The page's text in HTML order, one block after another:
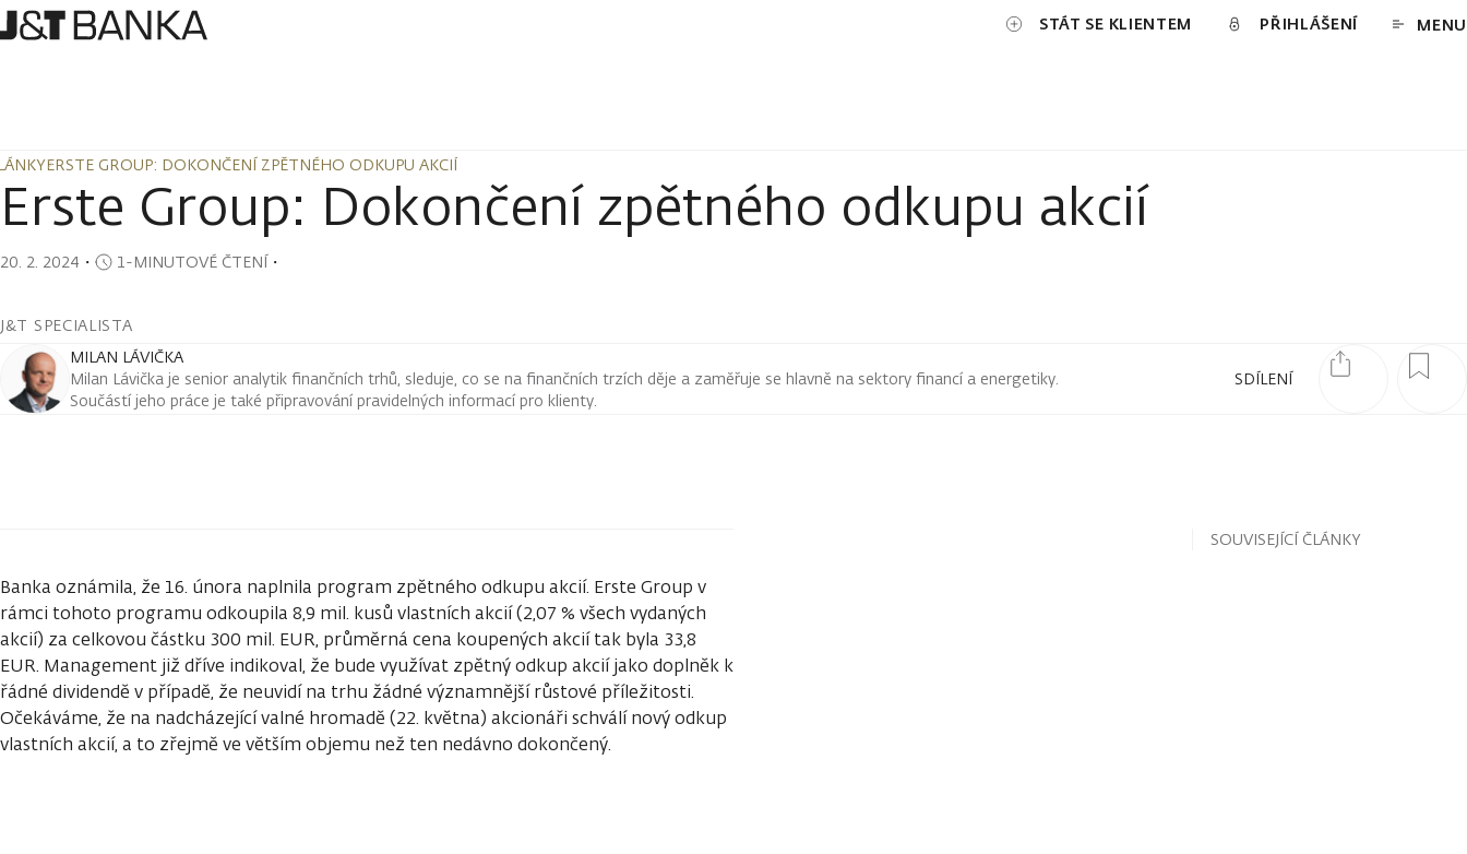
STÁT SE KLIENTEM PŘIHLÁŠENÍ MENU
ERSTE GROUP: DOKONČENÍ ZPĚTNÉHO ODKUPU AKCIÍ
ERSTE GROUP: DOKONČENÍ ZPĚTNÉHO ODKUPU AKCIÍ
Erste Group: Dokončení zpětného odkupu akcií
20. 2. 2024 ・ 1-MINUTOVÉ ČTENÍ・
J&T SPECIALISTA
SDÍLENÍ
MILAN LÁVIČKA
Milan Lávička je senior analytik finančních trhů, sleduje, co se na finančních trzích děje a zaměřuje se hlavně na sektory financí a energetiky.
Součástí jeho práce je také připravování pravidelných informací pro klienty.
Banka oznámila, že 16. února naplnila program zpětného odkupu akcií. Erste Group v
rámci tohoto programu odkoupila 8,9 mil. kusů vlastních akcií (2,07 % všech vydaných
akcií) za celkovou částku 300 mil. EUR, průměrná cena koupených akcií tak byla 33,8
EUR. Management již dříve indikoval, že bude využívat zpětný odkup akcií jako doplněk k
řádné dividendě v případě, že neuvidí na trhu žádné významnější růstové příležitosti.
Očekáváme, že na nadcházející valné hromadě (22. května) akcionáři schválí nový odkup
vlastních akcií, a to zřejmě ve větším objemu než ten nedávno dokončený.
SOUVISEJÍCÍ ČLÁNKY